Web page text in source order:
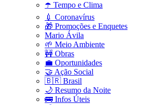
☂️ Tempo e Clima
💉 Coronavírus
🎁 Promoções e Enquetes
Mario Ávila
🌱 Meio Ambiente
🚧 Obras
💼 Oportunidades
🤝 Ação Social
🇧🇷 Brasil
🌙 Resumo da Noite
🚌 Infos Úteis